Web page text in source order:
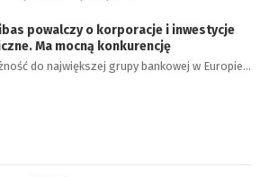
powalczy o korporacje i inwestycje
Ma mocną konkurencję
do największej grupy bankowej w Europie…